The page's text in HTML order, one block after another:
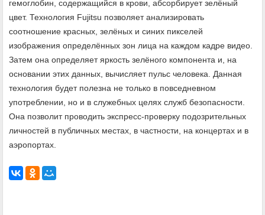
гемоглобин, содержащийся в крови, абсорбирует зелёный
цвет. Технология Fujitsu позволяет анализировать
соотношение красных, зелёных и синих пикселей
изображения определённых зон лица на каждом кадре видео.
Затем она определяет яркость зелёного компонента и, на
основании этих данных, вычисляет пульс человека. Данная
технология будет полезна не только в повседневном
употреблении, но и в служебных целях служб безопасности.
Она позволит проводить экспресс-проверку подозрительных
личностей в публичных местах, в частности, на концертах и в
аэропортах.